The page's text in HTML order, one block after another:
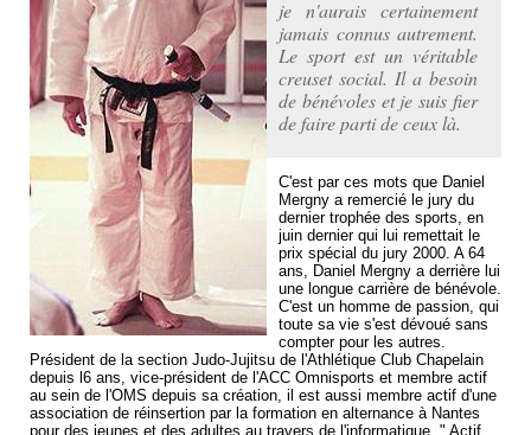
je n'aurais certainement
jamais connus autrement.
Le sport est un véritable
creuset social. Il a besoin
de bénévoles et je suis fier
de faire parti de ceux là.
C'est par ces mots que Daniel
Mergny a remercié le jury du
dernier trophée des sports, en
juin dernier qui lui remettait le
prix spécial du jury 2000. A 64
ans, Daniel Mergny a derrière lui
une longue carrière de bénévole.
C'est un homme de passion, qui
toute sa vie s'est dévoué sans
compter pour les autres.
Président de la section Judo-Jujitsu de l'Athlétique Club Chapelain
depuis l6 ans, vice-président de l'ACC Omnisports et membre actif
au sein de l'OMS depuis sa création, il est aussi membre actif d'une
association de réinsertion par la formation en alternance à Nantes
pour des jeunes et des adultes au travers de l'informatique, " Actif